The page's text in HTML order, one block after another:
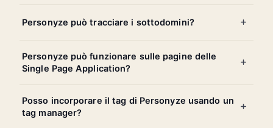
Personyze può tracciare i sottodomini?
Personyze può funzionare sulle pagine delle
Single Page Application?
Posso incorporare il tag di Personyze usando un
tag manager?